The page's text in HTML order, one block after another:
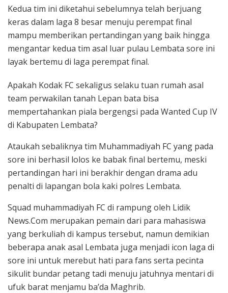
Kedua tim ini diketahui sebelumnya telah berjuang
keras dalam laga 8 besar menuju perempat final
mampu memberikan pertandingan yang baik hingga
mengantar kedua tim asal luar pulau Lembata sore ini
layak bertemu di laga perempat final.
Apakah Kodak FC sekaligus selaku tuan rumah asal
team perwakilan tanah Lepan bata bisa
mempertahankan piala bergengsi pada Wanted Cup IV
di Kabupaten Lembata?
Ataukah sebaliknya tim Muhammadiyah FC yang pada
sore ini berhasil lolos ke babak final bertemu, meski
pertandingan hari ini berakhir dengan drama adu
penalti di lapangan bola kaki polres Lembata.
Squad muhammadiyah FC di rampung oleh Lidik
News.Com merupakan pemain dari para mahasiswa
yang berkuliah di kampus tersebut, namun demikian
beberapa anak asal Lembata juga menjadi icon laga di
sore ini untuk merebut hati para fans serta pecinta
sikulit bundar petang tadi menuju jatuhnya mentari di
ufuk barat menjamu ba’da Maghrib.